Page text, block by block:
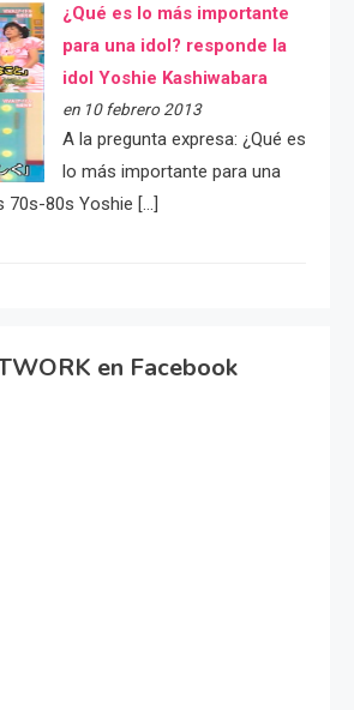
¿Qué es lo más importante
para una idol? responde la
idol Yoshie Kashiwabara
en 10 febrero 2013
A la pregunta expresa: ¿Qué es
lo más importante para una
70s-80s Yoshie […]
en Facebook